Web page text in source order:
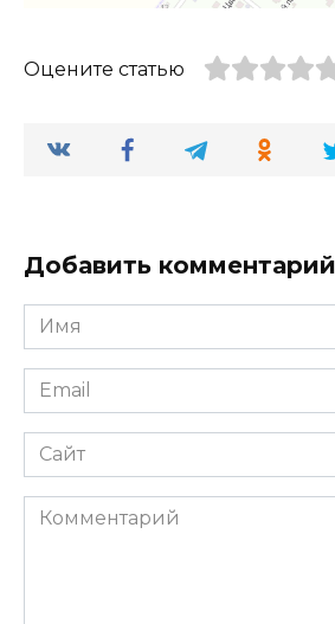
Оцените статью
Добавить комментарий
Имя
*
Email
*
Сайт
Комментарий